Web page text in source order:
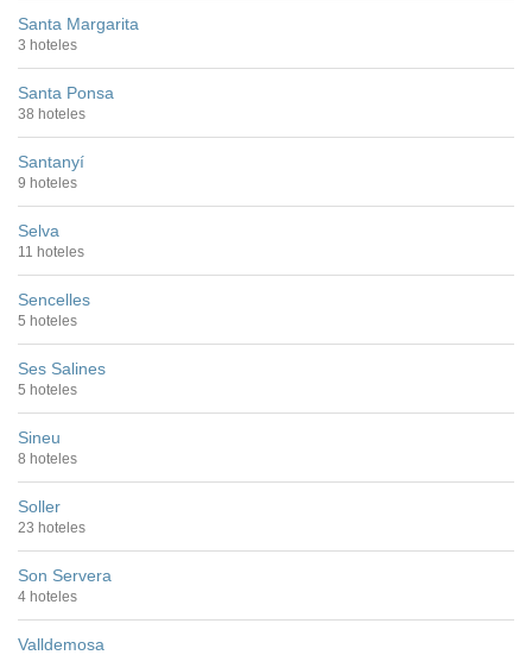
Santa Margarita
3 hoteles
Santa Ponsa
38 hoteles
Santanyí
9 hoteles
Selva
11 hoteles
Sencelles
5 hoteles
Ses Salines
5 hoteles
Sineu
8 hoteles
Soller
23 hoteles
Son Servera
4 hoteles
Valldemosa